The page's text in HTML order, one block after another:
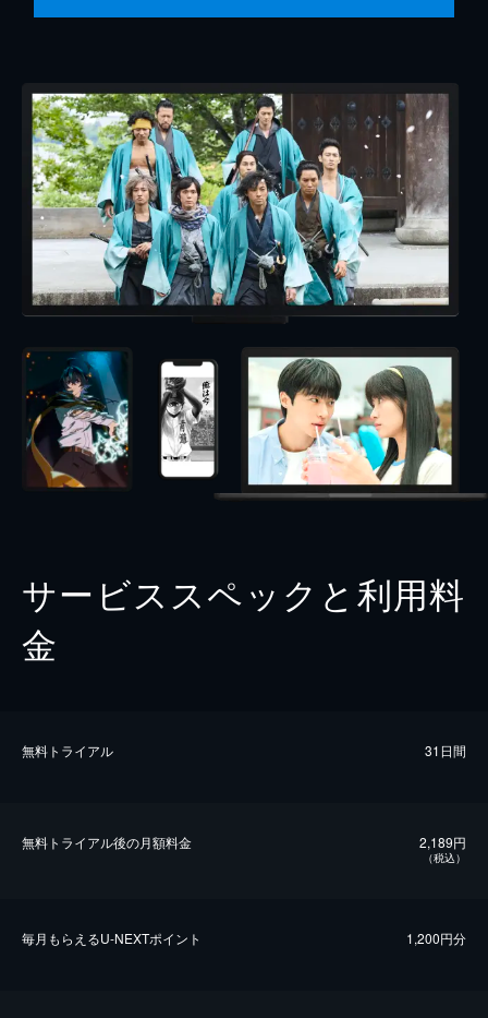
サービススペックと利用料
金
無料トライアル 31日間
無料トライアル後の⽉額料金 2,189円
（税込）
毎⽉もらえるU-NEXTポイント 1,200円分